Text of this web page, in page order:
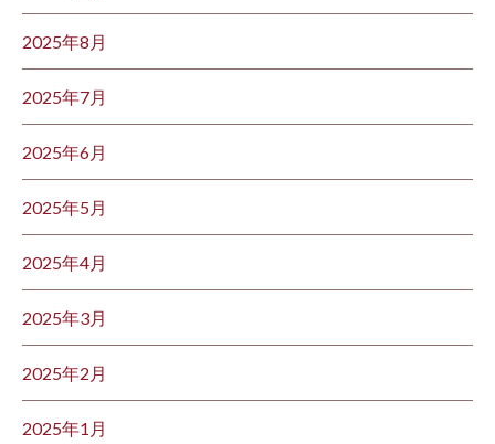
2025年8月
2025年7月
2025年6月
2025年5月
2025年4月
2025年3月
2025年2月
2025年1月